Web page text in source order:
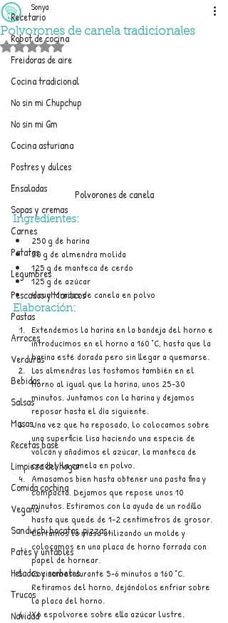
Recetario
Robot de cocina
Freidoras de aire
Cocina tradicional
No sin mi Chupchup
No sin mi Gm
Cocina asturiana
Postres y dulces
Ensaladas
Sopas y cremas
Carnes
Patatas
Legumbres
Pescados y Mariscos
Pastas
Arroces
Verduras
Bebidas
Salsas
Masas
Recetas base
Limpieza del hogar
Comida cochina
Vegano
Sandwich, bocatas, pizzas...
Patés y untables
Helados y sorbetes
Trucos
Navidad
Polvorones de canela tradicionales
Sonya
Obtuvo NaN de 5 estrellas.
Polvorones de canela
Ingredientes:
250 g de harina
50 g de almendra molida
125 g de manteca de cerdo
125 g de azúcar
4 cucharadas de canela en polvo
Elaboración:
Extendemos la harina en la bandeja del horno e
introducimos en el horno a 160 °C, hasta que la
harina esté dorada pero sin llegar a quemarse.
Las almendras las tostamos también en el
horno al igual que la harina, unos 25-30
minutos. Juntamos con la harina y dejamos
reposar hasta el día siguiente.
Una vez que ha reposado, lo colocamos sobre
una superficie lisa haciendo una especie de
volcán y añadimos el azúcar, la manteca de
cerdo y la canela en polvo.
Amasamos bien hasta obtener una pasta fina y
compacta. Dejamos que repose unos 10
minutos. Estiramos con la ayuda de un rodillo
hasta que quede de 1-2 centímetros de grosor.
Cortamos la masa utilizando un molde y
colocamos en una placa de horno forrada con
papel de hornear.
Cocinamos durante 5-6 minutos a 160 °C.
Retiramos del horno, dejándolos enfriar sobre
la placa del horno.
Yo espolvoree sobre ella azúcar lustre.